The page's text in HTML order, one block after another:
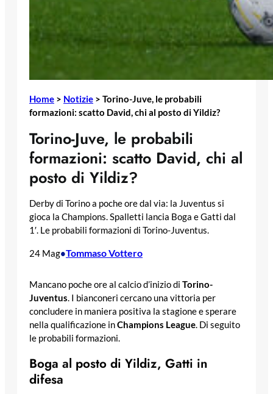
Home > Notizie > Torino-Juve, le probabili
formazioni: scatto David, chi al posto di Yildiz?
Torino-Juve, le probabili
formazioni: scatto David, chi al
posto di Yildiz?
Derby di Torino a poche ore dal via: la Juventus si
gioca la Champions. Spalletti lancia Boga e Gatti dal
1′. Le probabili formazioni di Torino-Juventus.
24 Mag•Tommaso Vottero
Mancano poche ore al calcio d’inizio di Torino-
Juventus. I bianconeri cercano una vittoria per
concludere in maniera positiva la stagione e sperare
nella qualificazione inChampions League. Di seguito
le probabili formazioni.
Boga al posto di Yildiz, Gatti in
difesa